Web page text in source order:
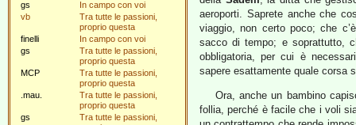
gs
In campo con voi
vb
Tra tutte le passioni,
proprio questa
finelli
In campo con voi
gs
Tra tutte le passioni,
proprio questa
MCP
Tra tutte le passioni,
proprio questa
.mau.
Tra tutte le passioni,
proprio questa
gs
Tra tutte le passioni,
aeroporti. Saprete anche che
viaggio, non certo poco; che
sacco di tempo; e soprattutto,
obbligatoria, per cui è
sapere esattamente quale corsa
Ora, anche un bambino
follia, perché è facile che i voli